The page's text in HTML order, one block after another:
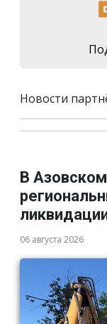
Новости
В
06 августа 2026